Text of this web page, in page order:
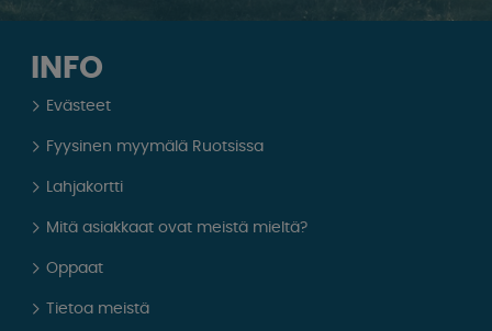
INFO
Evästeet
Fyysinen myymälä Ruotsissa
Lahjakortti
Mitä asiakkaat ovat meistä mieltä?
Oppaat
Tietoa meistä